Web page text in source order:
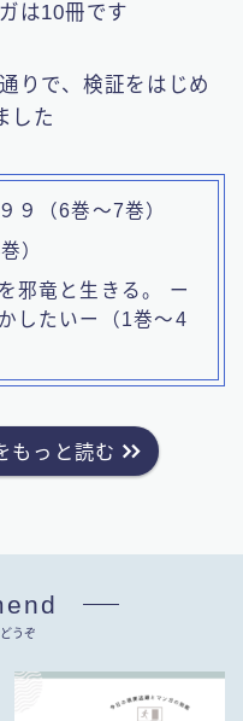
は10冊です
りで、検証をはじめ
した
９（6巻～7巻）
）
邪竜と生きる。 ー
したいー（1巻～4
もっと読む
うぞ